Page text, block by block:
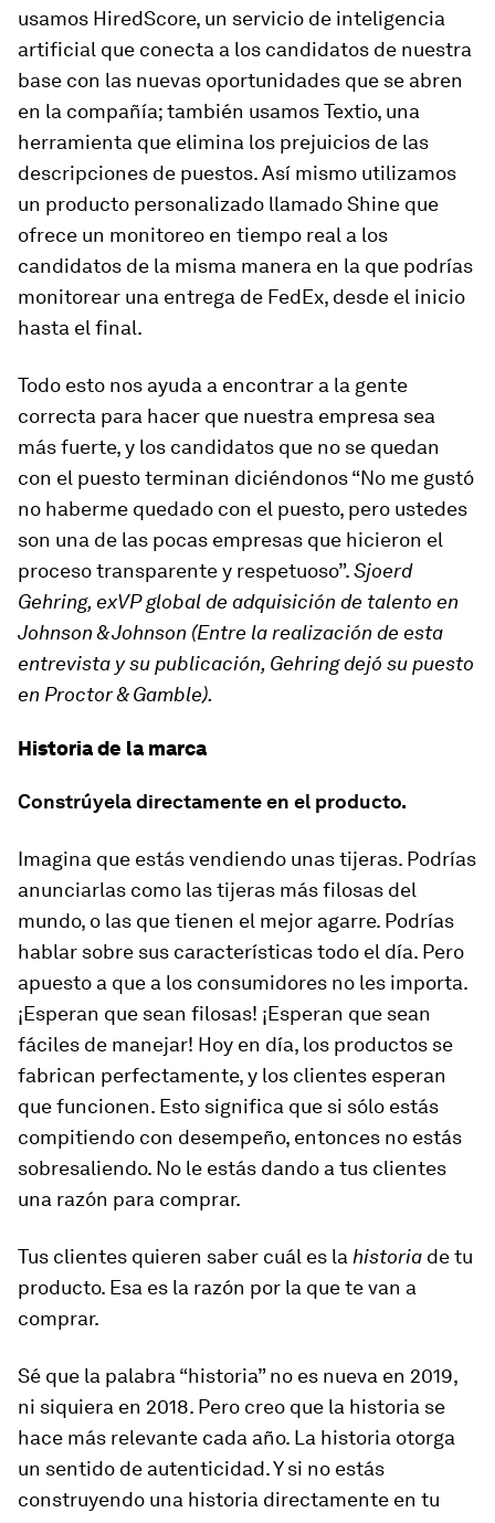
usamos HiredScore, un servicio de inteligencia
artificial que conecta a los candidatos de nuestra
base con las nuevas oportunidades que se abren
en la compañía; también usamos Textio, una
herramienta que elimina los prejuicios de las
descripciones de puestos. Así mismo utilizamos
un producto personalizado llamado Shine que
ofrece un monitoreo en tiempo real a los
candidatos de la misma manera en la que podrías
monitorear una entrega de FedEx, desde el inicio
hasta el final.
Todo esto nos ayuda a encontrar a la gente
correcta para hacer que nuestra empresa sea
más fuerte, y los candidatos que no se quedan
con el puesto terminan diciéndonos “No me gustó
no haberme quedado con el puesto, pero ustedes
son una de las pocas empresas que hicieron el
proceso transparente y respetuoso”.Sjoerd
Gehring, exVP global de adquisición de talento en
Johnson & Johnson (Entre la realización de esta
entrevista y su publicación, Gehring dejó su puesto
en Proctor & Gamble).
Historia de la marca
Constrúyela directamente en el producto.
Imagina que estás vendiendo unas tijeras. Podrías
anunciarlas como las tijeras más filosas del
mundo, o las que tienen el mejor agarre. Podrías
hablar sobre sus características todo el día. Pero
apuesto a que a los consumidores no les importa.
¡Esperan que sean filosas! ¡Esperan que sean
fáciles de manejar! Hoy en día, los productos se
fabrican perfectamente, y los clientes esperan
que funcionen. Esto significa que si sólo estás
compitiendo con desempeño, entonces no estás
sobresaliendo. No le estás dando a tus clientes
una razón para comprar.
Tus clientes quieren saber cuál es la historia de tu
producto. Esa es la razón por la que te van a
comprar.
Sé que la palabra “historia” no es nueva en 2019,
ni siquiera en 2018. Pero creo que la historia se
hace más relevante cada año. La historia otorga
un sentido de autenticidad. Y si no estás
construyendo una historia directamente en tu